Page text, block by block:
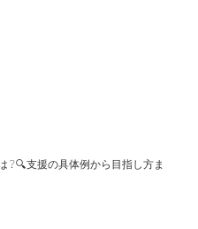
？🔍支援の具体例から目指し方ま